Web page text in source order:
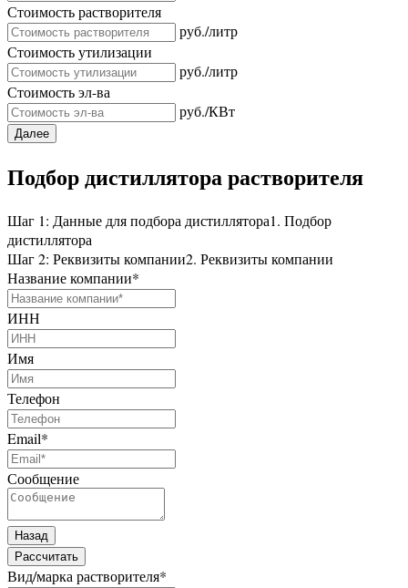
Стоимость растворителя
руб./литр
Стоимость утилизации
руб./литр
Стоимость эл-ва
руб./КВт
Далее
Подбор дистиллятора растворителя
Шаг 1: Данные для подбора дистиллятора1. Подбор
дистиллятора
Шаг 2: Реквизиты компании2. Реквизиты компании
Название компании*
ИНН
Имя
Телефон
Email*
Сообщение
Назад
Рассчитать
Вид/марка растворителя*